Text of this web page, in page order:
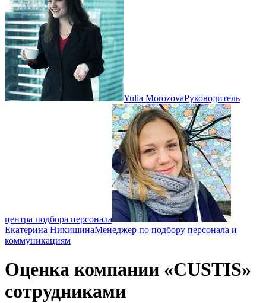
Yulia MorozovaРуководитель
центра подбора персонала
Екатерина НикишинаМенеджер по подбору персонала и
коммуникациям
Оценка компании «CUSTIS»
сотрудниками